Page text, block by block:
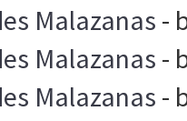
Malazanas -
Malazanas -
Malazanas -